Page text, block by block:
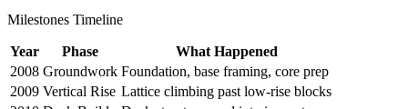
Milestones Timeline
Year Phase
What Happened
2008 Groundwork Foundation, base framing, core prep
2009 Vertical Rise Lattice climbing past low-rise blocks